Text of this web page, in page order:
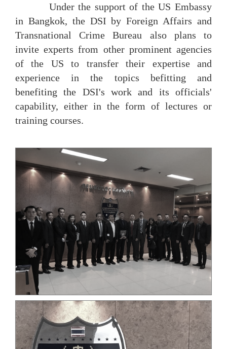
Under the support of the US Embassy
in Bangkok, the DSI by Foreign Affairs and
Transnational Crime Bureau also plans to
invite experts from other prominent agencies
of the US to transfer their expertise and
experience in the topics befitting and
benefiting the DSI's work and its officials'
capability, either in the form of lectures or
training courses.